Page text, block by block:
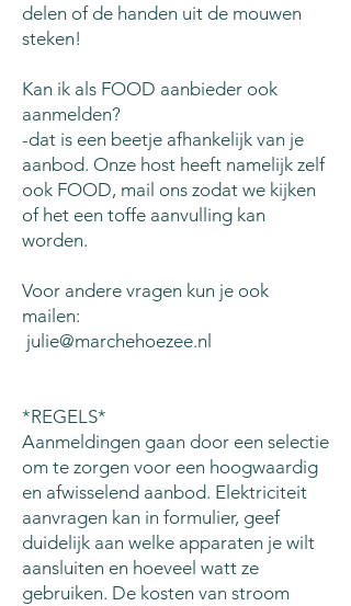
delen of de handen uit de mouwen
steken!
Kan ik als FOOD aanbieder ook
aanmelden?
-dat is een beetje afhankelijk van je
aanbod. Onze host heeft namelijk zelf
ook FOOD, mail ons zodat we kijken
of het een toffe aanvulling kan
worden.
Voor andere vragen kun je ook
mailen:
julie@marchehoezee.nl
*REGELS*
Aanmeldingen gaan door een selectie
om te zorgen voor een hoogwaardig
en afwisselend aanbod. Elektriciteit
aanvragen kan in formulier, geef
duidelijk aan welke apparaten je wilt
aansluiten en hoeveel watt ze
gebruiken. De kosten van stroom